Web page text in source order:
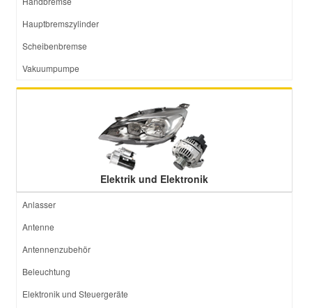
Hauptbremszylinder
Scheibenbremse
Vakuumpumpe
Elektrik und Elektronik
Anlasser
Antenne
Antennenzubehör
Beleuchtung
Elektronik und Steuergeräte